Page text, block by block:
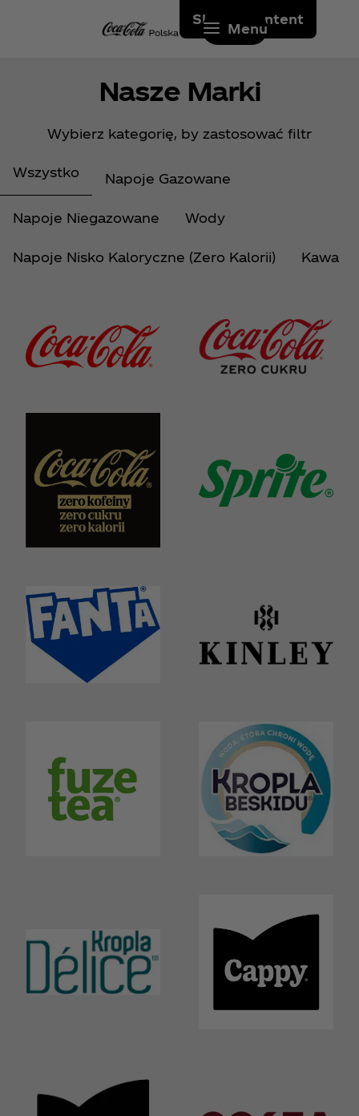
Skip to content
Menu
Nasze Marki
Wybierz kategorię, by zastosować filtr
Wszystko Napoje Gazowane
Napoje Niegazowane Wody
Napoje Nisko Kaloryczne (Zero Kalorii) Kawa